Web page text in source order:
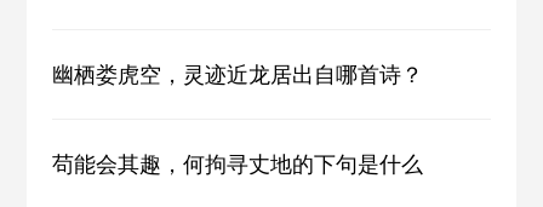
幽栖娄虎空，灵迹近龙居出自哪首诗？
苟能会其趣，何拘寻丈地的下句是什么